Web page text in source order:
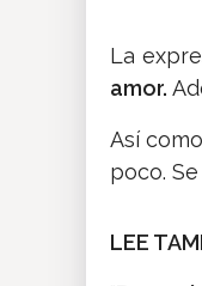
La
amor.
Así
poco.
LEE